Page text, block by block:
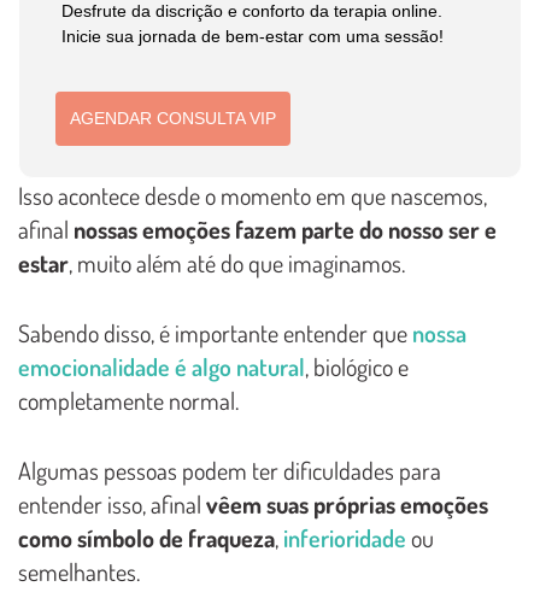
Desfrute da discrição e conforto da terapia online.
Inicie sua jornada de bem-estar com uma sessão!
AGENDAR CONSULTA VIP
Isso acontece desde o momento em que nascemos,
afinal nossas emoções fazem parte do nosso ser e
estar, muito além até do que imaginamos.
Sabendo disso, é importante entender quenossa
emocionalidade é algo natural, biológico e
completamente normal.
Algumas pessoas podem ter dificuldades para
entender isso, afinalvêem suas próprias emoções
como símbolo de fraqueza,inferioridadeou
semelhantes.